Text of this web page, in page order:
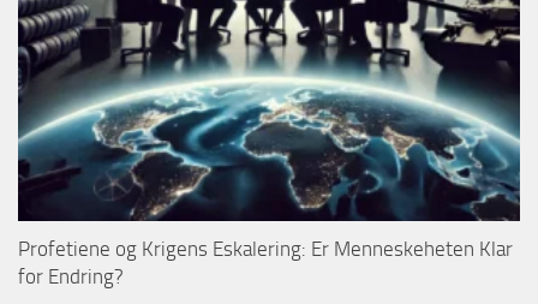
Profetiene og Krigens Eskalering: Er Menneskeheten Klar
for Endring?